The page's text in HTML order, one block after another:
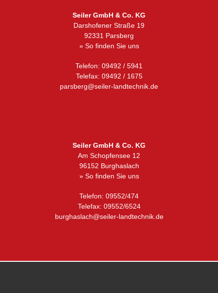
Seiler GmbH & Co. KG
Darshofener Straße 19
92331 Parsberg
» So finden Sie uns
Telefon: 09492 / 5941
Telefax: 09492 / 1675
parsberg@seiler-landtechnik.de
Seiler GmbH & Co. KG
Am Schopfensee 12
96152 Burghaslach
» So finden Sie uns
Telefon: 09552/474
Telefax: 09552/6524
burghaslach@seiler-landtechnik.de